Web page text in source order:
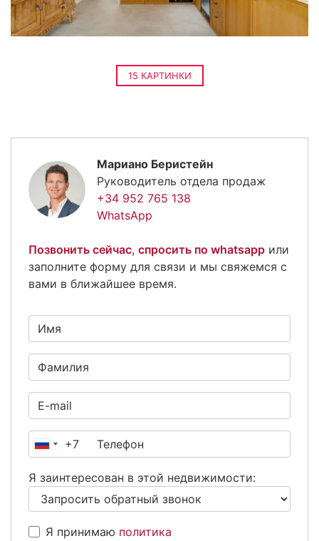
15 КАРТИНКИ
Мариано Беристейн
Руководитель отдела продаж
+34 952 765 138
WhatsApp
Позвонить сейчас, спросить по whatsapp или
заполните форму для связи и мы свяжемся с
вами в ближайшее время.
Россия
+7
Я заинтересован в этой недвижимости:
Я принимаю политика